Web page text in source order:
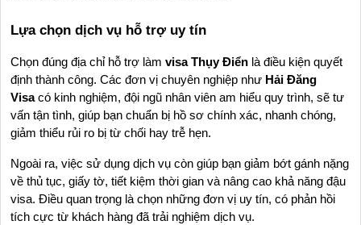
Lựa chọn dịch vụ hỗ trợ uy tín
Chọn đúng địa chỉ hỗ trợ làm visa Thụy Điển là điều kiện quyết
định thành công. Các đơn vị chuyên nghiệp như Hải Đăng
Visa có kinh nghiệm, đội ngũ nhân viên am hiểu quy trình, sẽ tư
vấn tận tình, giúp bạn chuẩn bị hồ sơ chính xác, nhanh chóng,
giảm thiểu rủi ro bị từ chối hay trễ hẹn.
Ngoài ra, việc sử dụng dịch vụ còn giúp bạn giảm bớt gánh nặng
về thủ tục, giấy tờ, tiết kiệm thời gian và nâng cao khả năng đậu
visa. Điều quan trọng là chọn những đơn vị uy tín, có phản hồi
tích cực từ khách hàng đã trải nghiệm dịch vụ.